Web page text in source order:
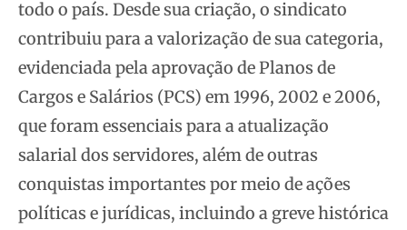
todo o país. Desde sua criação, o sindicato
contribuiu para a valorização de sua categoria,
evidenciada pela aprovação de Planos de
Cargos e Salários (PCS) em 1996, 2002 e 2006,
que foram essenciais para a atualização
salarial dos servidores, além de outras
conquistas importantes por meio de ações
políticas e jurídicas, incluindo a greve histórica